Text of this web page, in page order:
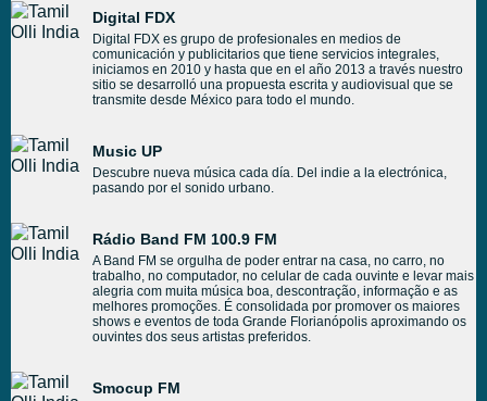
Digital FDX
Digital FDX es grupo de profesionales en medios de
comunicación y publicitarios que tiene servicios integrales,
iniciamos en 2010 y hasta que en el año 2013 a través nuestro
sitio se desarrolló una propuesta escrita y audiovisual que se
transmite desde México para todo el mundo.
Music UP
Descubre nueva música cada día. Del indie a la electrónica,
pasando por el sonido urbano.
Rádio Band FM 100.9 FM
A Band FM se orgulha de poder entrar na casa, no carro, no
trabalho, no computador, no celular de cada ouvinte e levar mais
alegria com muita música boa, descontração, informação e as
melhores promoções. É consolidada por promover os maiores
shows e eventos de toda Grande Florianópolis aproximando os
ouvintes dos seus artistas preferidos.
Smocup FM